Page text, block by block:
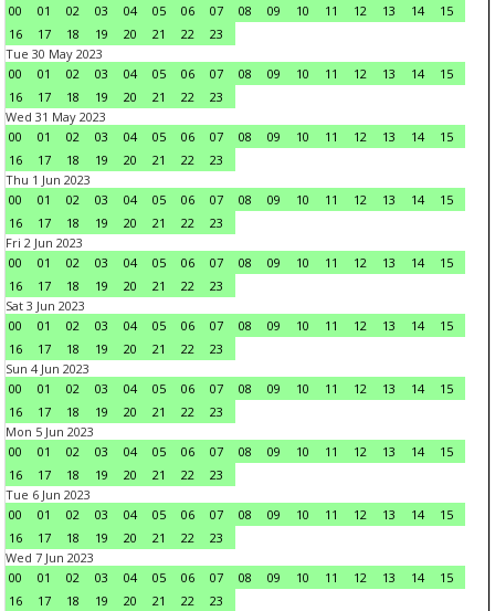
00
01 02 03 04 05 06 07 08 09 10 11 12 13 14
15
16
17 18 19 20 21 22
23
Tue 30 May 2023
00
01 02 03 04 05 06 07 08 09 10 11 12 13 14
15
16
17 18 19 20 21 22
23
Wed 31 May 2023
00
01 02 03 04 05 06 07 08 09 10 11 12 13 14
15
16
17 18 19 20 21 22
23
Thu 1 Jun 2023
00
01 02 03 04 05 06 07 08 09 10 11 12 13 14
15
16
17 18 19 20 21 22
23
Fri 2 Jun 2023
00
01 02 03 04 05 06 07 08 09 10 11 12 13 14
15
16
17 18 19 20 21 22
23
Sat 3 Jun 2023
00
01 02 03 04 05 06 07 08 09 10 11 12 13 14
15
16
17 18 19 20 21 22
23
Sun 4 Jun 2023
00
01 02 03 04 05 06 07 08 09 10 11 12 13 14
15
16
17 18 19 20 21 22
23
Mon 5 Jun 2023
00
01 02 03 04 05 06 07 08 09 10 11 12 13 14
15
16
17 18 19 20 21 22
23
Tue 6 Jun 2023
00
01 02 03 04 05 06 07 08 09 10 11 12 13 14
15
16
17 18 19 20 21 22
23
Wed 7 Jun 2023
00
01 02 03 04 05 06 07 08 09 10 11 12 13 14
15
16
17 18 19 20 21 22
23